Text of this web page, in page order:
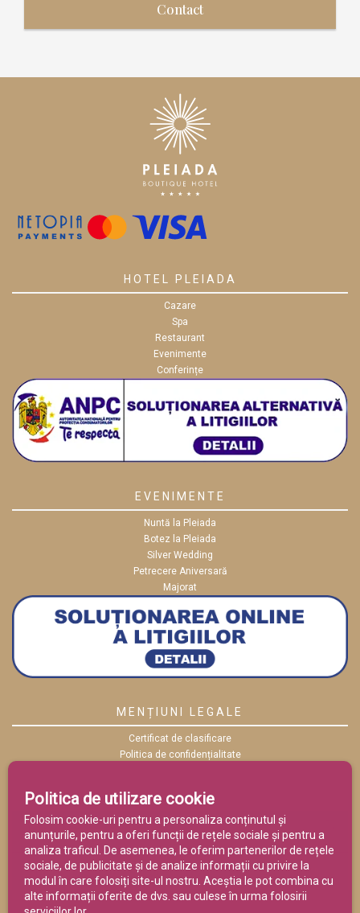
Contact
HOTEL PLEIADA
Cazare
Spa
Restaurant
Evenimente
Conferințe
EVENIMENTE
Nuntă la Pleiada
Botez la Pleiada
Silver Wedding
Petrecere Aniversară
Majorat
MENȚIUNI LEGALE
Certificat de clasificare
Politica de confidențialitate
Termeni și condiții
Politica de utilizare cookie
Folosim cookie-uri pentru a personaliza conținutul și
anunțurile, pentru a oferi funcții de rețele sociale și pentru a
analiza traficul. De asemenea, le oferim partenerilor de rețele
sociale, de publicitate și de analize informații cu privire la
modul în care folosiți site-ul nostru. Aceștia le pot combina cu
alte informații oferite de dvs. sau culese în urma folosirii